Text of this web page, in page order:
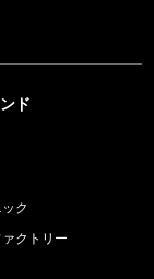
ド
ク
クトリー